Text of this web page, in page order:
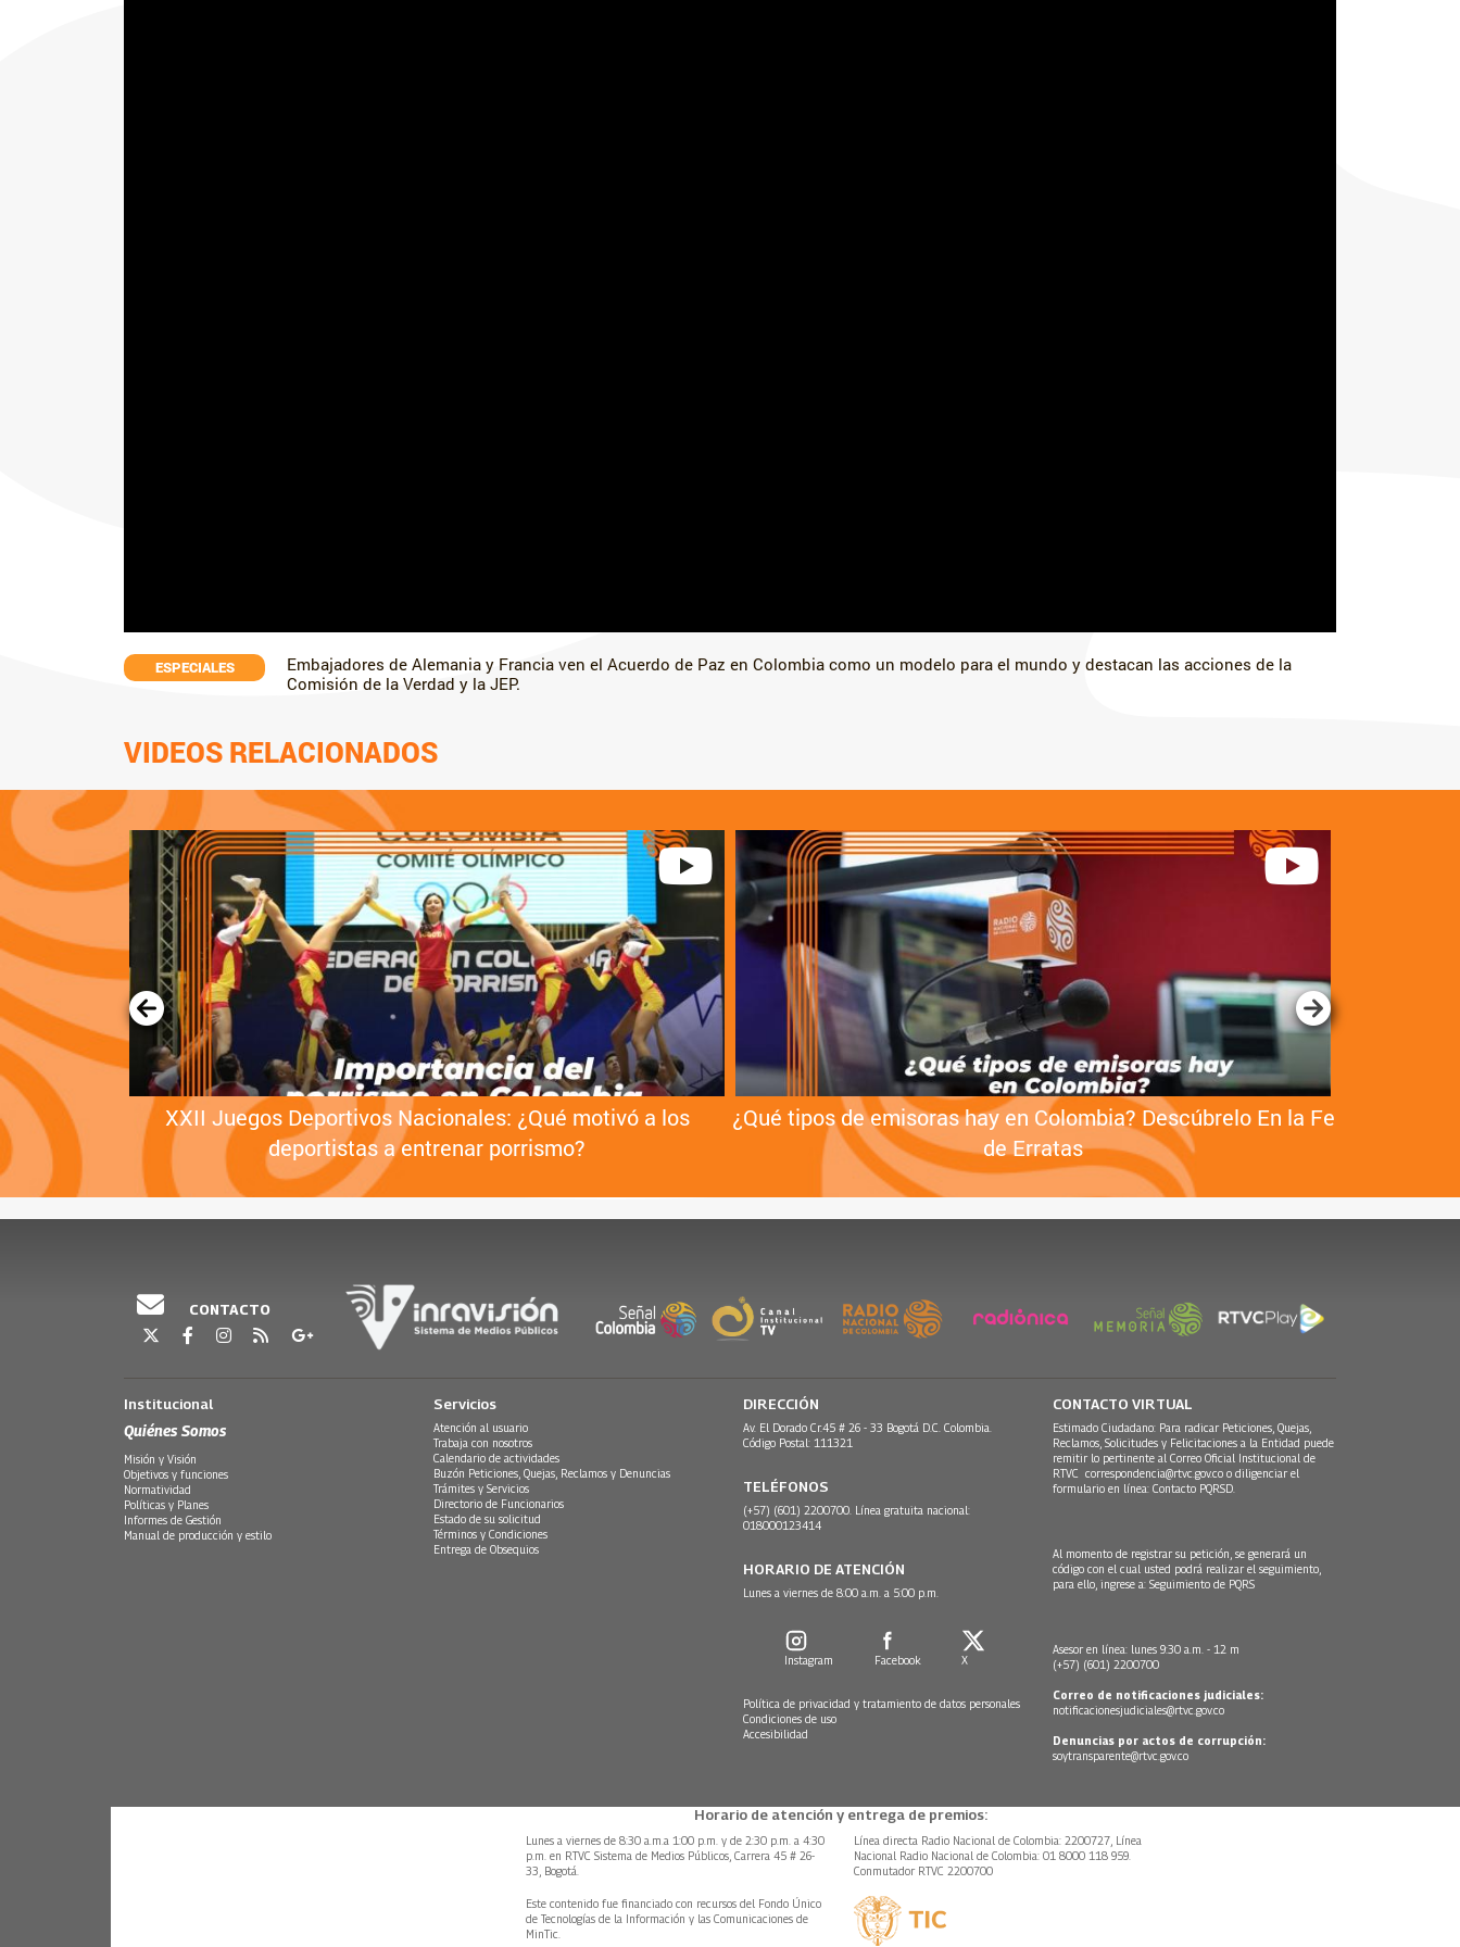
ESPECIALES
Embajadores de Alemania y Francia ven el Acuerdo de Paz en Colombia como un modelo para el mundo y destacan las acciones de la
Comisión de la Verdad y la JEP.
VIDEOS RELACIONADOS
XXII Juegos Deportivos Nacionales: ¿Qué motivó a los
deportistas a entrenar porrismo?
¿Qué tipos de emisoras hay en Colombia? Descúbrelo En la Fe
de Erratas
CONTACTO
Institucional
Quiénes Somos
Misión y Visión
Objetivos y funciones
Normatividad
Políticas y Planes
Informes de Gestión
Manual de producción y estilo
Servicios
Atención al usuario
Trabaja con nosotros
Calendario de actividades
Buzón Peticiones, Quejas, Reclamos y Denuncias
Trámites y Servicios
Directorio de Funcionarios
Estado de su solicitud
Términos y Condiciones
Entrega de Obsequios
DIRECCIÓN
Av. El Dorado Cr.45 # 26 - 33 Bogotá D.C. Colombia.
Código Postal: 111321
TELÉFONOS
(+57) (601) 2200700. Línea gratuita nacional:
018000123414
HORARIO DE ATENCIÓN
Lunes a viernes de 8:00 a.m. a 5:00 p.m.
Instagram Facebook X
Política de privacidad y tratamiento de datos personales
Condiciones de uso
Accesibilidad
CONTACTO VIRTUAL
Estimado Ciudadano: Para radicar Peticiones, Quejas,
Reclamos, Solicitudes y Felicitaciones a la Entidad puede
remitir lo pertinente al Correo Oficial Institucional de
RTVC correspondencia@rtvc.gov.co o diligenciar el
formulario en línea: Contacto PQRSD.
Al momento de registrar su petición, se generará un
código con el cual usted podrá realizar el seguimiento,
para ello, ingrese a: Seguimiento de PQRS
Asesor en línea: lunes 9:30 a.m. - 12 m
(+57) (601) 2200700
Correo de notificaciones judiciales:
notificacionesjudiciales@rtvc.gov.co
Denuncias por actos de corrupción:
soytransparente@rtvc.gov.co
Horario de atención y entrega de premios:
Lunes a viernes de 8:30 a.m.a 1:00 p.m. y de 2:30 p.m. a 4:30
p.m. en RTVC Sistema de Medios Públicos, Carrera 45 # 26-
33, Bogotá.
Línea directa Radio Nacional de Colombia: 2200727, Línea
Nacional Radio Nacional de Colombia: 01 8000 118 959.
Conmutador RTVC 2200700
Este contenido fue financiado con recursos del Fondo Único
de Tecnologías de la Información y las Comunicaciones de
MinTic.